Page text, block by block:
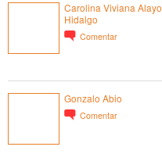
Carolina Viviana Alayo
Hidalgo
Comentar
Gonzalo Abio
Comentar